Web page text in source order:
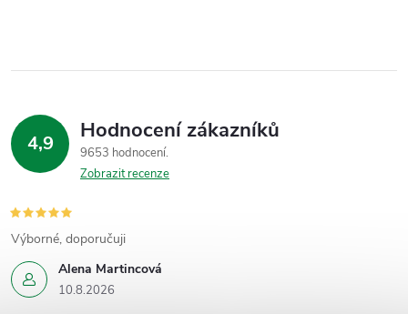
4,9 Hodnocení zákazníků
9653 hodnocení
Zobrazit recenze
Alena Martincová
10.8.2026
Výborné, doporučuji